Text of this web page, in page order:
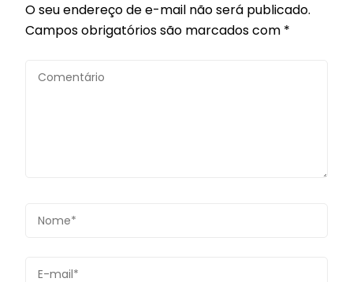
O seu endereço de e-mail não será publicado.
Campos obrigatórios são marcados com *